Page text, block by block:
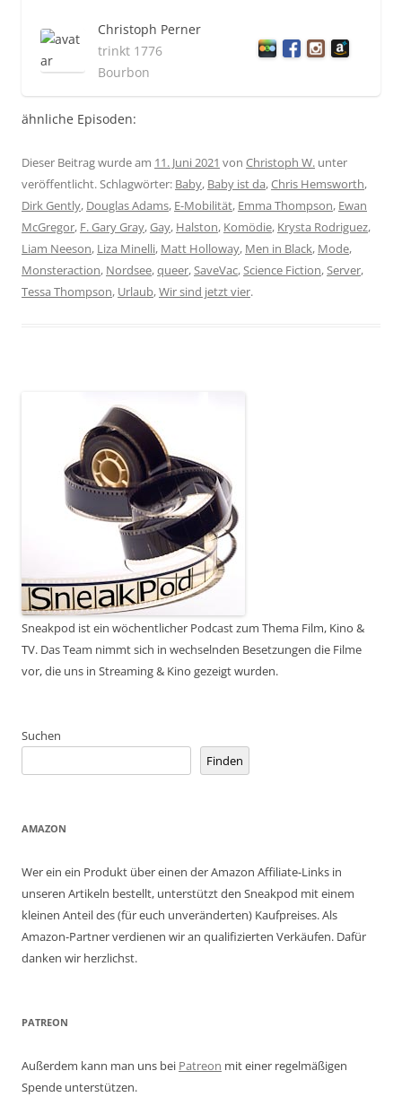
Christoph Perner
trinkt 1776
Bourbon
ähnliche Episoden:
Dieser Beitrag wurde am 11. Juni 2021 von Christoph W. unter
veröffentlicht. Schlagwörter: Baby, Baby ist da,Chris Hemsworth,
Dirk Gently, Douglas Adams, E-Mobilität, Emma Thompson, Ewan
McGregor, F. Gary Gray,Gay, Halston, Komödie, Krysta Rodriguez,
Liam Neeson, Liza Minelli, Matt Holloway, Men in Black, Mode,
Monsteraction, Nordsee,queer,SaveVac,Science Fiction,Server,
Tessa Thompson, Urlaub,Wir sind jetzt vier.
Sneakpod ist ein wöchentlicher Podcast zum Thema Film, Kino &
TV. Das Team nimmt sich in wechselnden Besetzungen die Filme
vor, die uns in Streaming & Kino gezeigt wurden.
Suchen
Finden
AMAZON
Wer ein ein Produkt über einen der Amazon Affiliate-Links in
unseren Artikeln bestellt, unterstützt den Sneakpod mit einem
kleinen Anteil des (für euch unveränderten) Kaufpreises. Als
Amazon-Partner verdienen wir an qualifizierten Verkäufen. Dafür
danken wir herzlichst.
PATREON
Außerdem kann man uns bei Patreon mit einer regelmäßigen
Spende unterstützen.